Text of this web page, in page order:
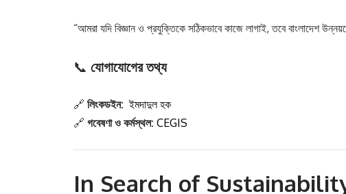
“আমরা যদি বিজ্ঞান ও প্রযুক্তিকে সঠিকভাবে কাজে লাগাই, তবে বাংলাদেশ
📞 যোগাযোগের তথ্য
🔗 লিংকডইন: ইমদাদুল হক
🔗 গবেষণা ও কর্মস্থল: CEGIS
In Search of